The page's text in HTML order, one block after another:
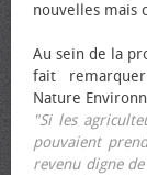
nouvelles mais
Au sein de la
fait
Nature
"Si les
pouvaient
revenu digne